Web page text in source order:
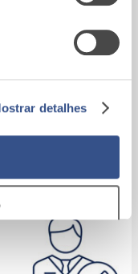
detalhes